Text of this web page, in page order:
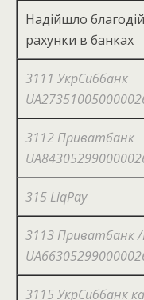
Надійшло
рахунки в банках
3111 УкрСиббанк
3112 Приватбанк
315 LiqPay
3113 Приватбанк /
3115 УкрСиббанк